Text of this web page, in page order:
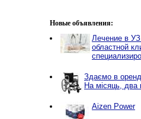
Новые объявления:
Лечение в
областной
Здаємо в
На місяць, два
Aizen Power